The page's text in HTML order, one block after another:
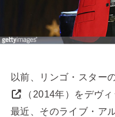
以前、リンゴ・スター
（2014年）をデヴ
最近、そのライブ・ア